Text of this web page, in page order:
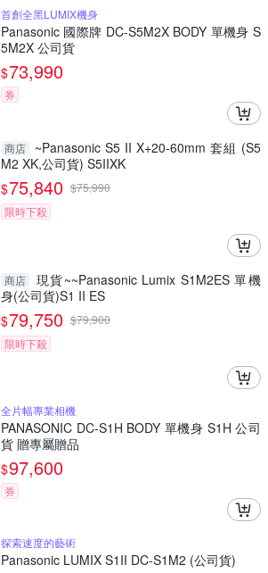
首創全黑LUMIX機身
Panasonic 國際牌 DC-S5M2X BODY 單機身 S
5M2X 公司貨
$73,990
券
商店
~Panasonic S5 II X+20-60mm 套組 (S5
M2 XK,公司貨) S5IIXK
$75,840 $75,990
限時下殺
商店
現貨~~Panasonic Lumix S1M2ES 單機
身(公司貨)S1 II ES
$79,750 $79,900
限時下殺
全片幅專業相機
PANASONIC DC-S1H BODY 單機身 S1H 公司
貨 贈專屬贈品
$97,600
券
探索速度的藝術
Panasonic LUMIX S1II DC-S1M2 (公司貨)